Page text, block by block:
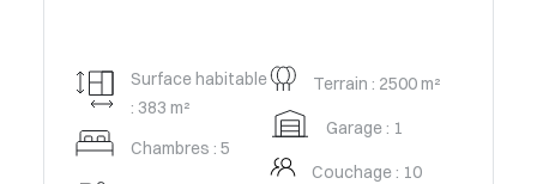
Surface habitable
: 383 m²
Chambres : 5
Terrain : 2500 m²
Garage : 1
Couchage : 10